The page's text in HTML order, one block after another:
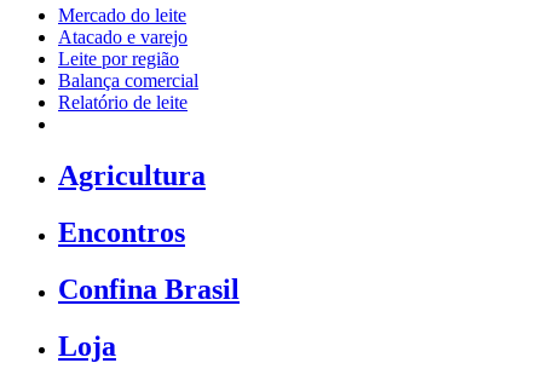
Mercado do leite
Atacado e varejo
Leite por região
Balança comercial
Relatório de leite
Agricultura
Encontros
Confina Brasil
Loja